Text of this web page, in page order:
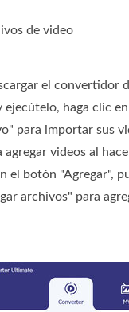
de video
el convertidor
ejecútelo, haga clic
para importar sus
agregar videos al
el botón "Agregar",
archivos" para